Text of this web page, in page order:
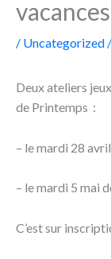
vacances
/ Uncategorized
Deux ateliers
de Printemps :
– le mardi 28
– le mardi 5 mai
C’est sur